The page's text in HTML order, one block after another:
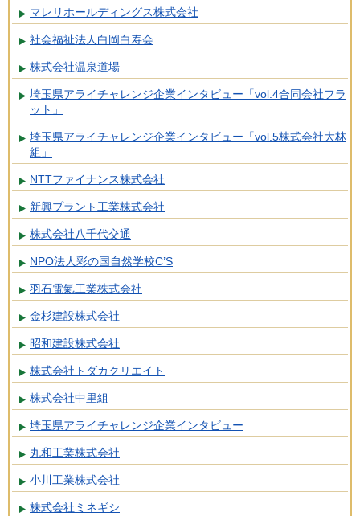
マレリホールディングス株式会社
社会福祉法人白岡白寿会
株式会社温泉道場
埼玉県アライチャレンジ企業インタビュー「vol.4合同会社フラ
ット」
埼玉県アライチャレンジ企業インタビュー「vol.5株式会社大林
組」
NTTファイナンス株式会社
新興プラント工業株式会社
株式会社八千代交通
NPO法人彩の国自然学校C’S
羽石電氣工業株式会社
金杉建設株式会社
昭和建設株式会社
株式会社トダカクリエイト
株式会社中里組
埼玉県アライチャレンジ企業インタビュー
丸和工業株式会社
小川工業株式会社
株式会社ミネギシ